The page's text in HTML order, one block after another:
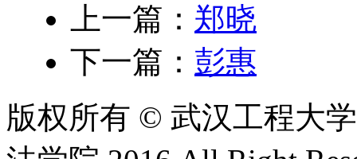
上一篇： 郑晓
下一篇： 彭惠
版权所有 © 武汉工程大